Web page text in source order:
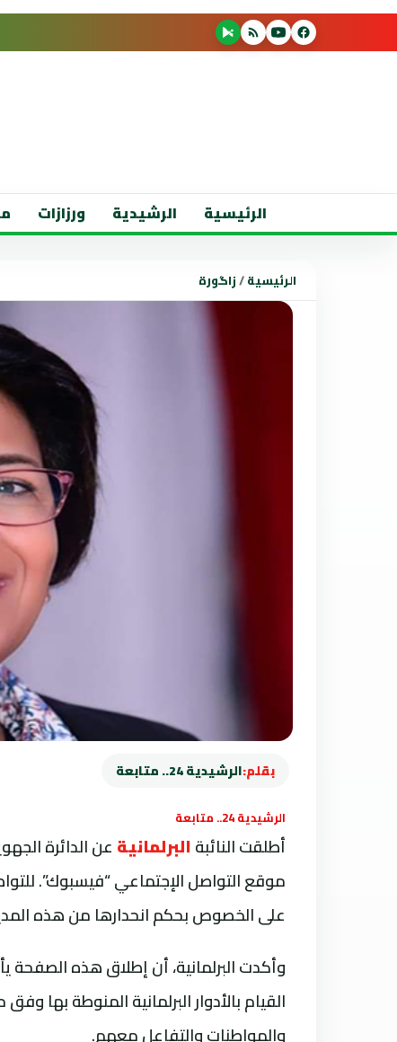
الرئيسية الرشيدية ورزازات
الرئيسية/زاگورة
بقلم:الرشيدية 24.. متابعة
الرشيدية 24.. متابعة
أطلقت النائبة البرلمانية عن الدائرة
موقع التواصل الإجتماعي “فيسبوك”.
على الخصوص بحكم انحدارها من هذه
وأكدت البرلمانية، أن إطلاق هذه الصفحة
القيام بالأدوار البرلمانية المنوطة
والمواطنات والتفاعل معهم.